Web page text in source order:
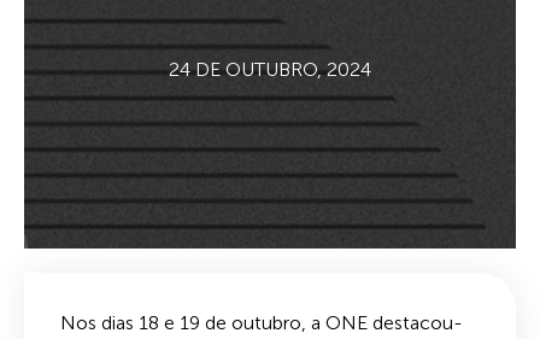
24 DE OUTUBRO, 2024
Nos dias 18 e 19 de outubro, a ONE destacou-